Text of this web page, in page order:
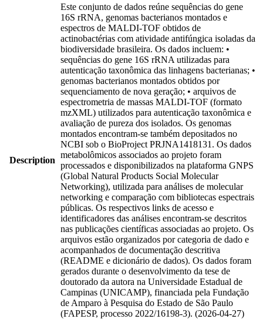
Description
Este conjunto de dados reúne sequências do gene
16S rRNA, genomas bacterianos montados e
espectros de MALDI-TOF obtidos de
actinobactérias com atividade antifúngica isoladas da
biodiversidade brasileira. Os dados incluem: •
sequências do gene 16S rRNA utilizadas para
autenticação taxonômica das linhagens bacterianas; •
genomas bacterianos montados obtidos por
sequenciamento de nova geração; • arquivos de
espectrometria de massas MALDI-TOF (formato
mzXML) utilizados para autenticação taxonômica e
avaliação de pureza dos isolados. Os genomas
montados encontram-se também depositados no
NCBI sob o BioProject PRJNA1418131. Os dados
metabolômicos associados ao projeto foram
processados e disponibilizados na plataforma GNPS
(Global Natural Products Social Molecular
Networking), utilizada para análises de molecular
networking e comparação com bibliotecas espectrais
públicas. Os respectivos links de acesso e
identificadores das análises encontram-se descritos
nas publicações científicas associadas ao projeto. Os
arquivos estão organizados por categoria de dado e
acompanhados de documentação descritiva
(README e dicionário de dados). Os dados foram
gerados durante o desenvolvimento da tese de
doutorado da autora na Universidade Estadual de
Campinas (UNICAMP), financiada pela Fundação
de Amparo à Pesquisa do Estado de São Paulo
(FAPESP, processo 2022/16198-3). (2026-04-27)